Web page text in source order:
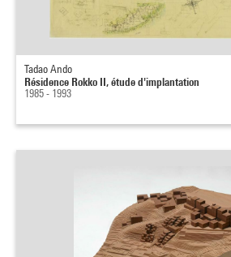
Tadao Ando
Résidence Rokko II, étude d'implantation
1985 - 1993